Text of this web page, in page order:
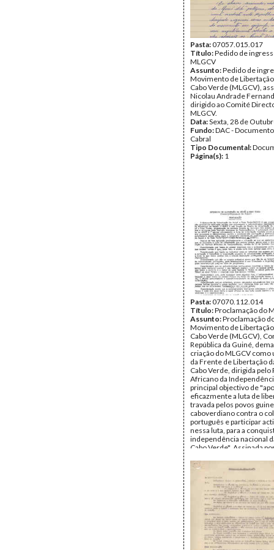
Pasta:07057.015.017
Título:Pedido de
MLGCV
Assunto:Pedido de
Movimento de
Cabo Verde (MLGCV),
Nicolau Andrade
dirigido ao Comité
MLGCV.
Data:Sexta, 28 de
Fundo:DAC -
Cabral
Tipo Documental:
Página(s): 1
Pasta:07070.112.014
Título:Proclamação do
Assunto:Proclamação
Movimento de
Cabo Verde (MLGCV),
República da Guiné,
criação do MLGCV como
da Frente de Libertação
Cabo Verde, dirigida pelo
Africano da
principal objectivo de
eficazmente a luta de
travada pelos povos
caboverdiano contra o
português e participar
nessa luta, para a
independência nacional
Cabo Verde". Assinada
Adriano Araújo, Richerd
Inácio da Silva, pelo
do MLGCV.
Data:Terça, 1 de
Fundo:DAC -
Cabral
Tipo Documental:
Página(s):4